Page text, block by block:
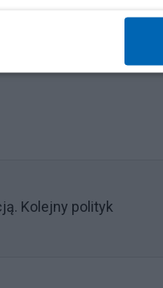
Kolejny polityk